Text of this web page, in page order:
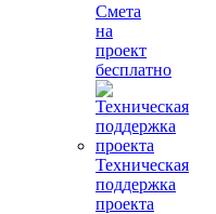
Смета
на
проект
бесплатно
Техническая
поддержка
проекта